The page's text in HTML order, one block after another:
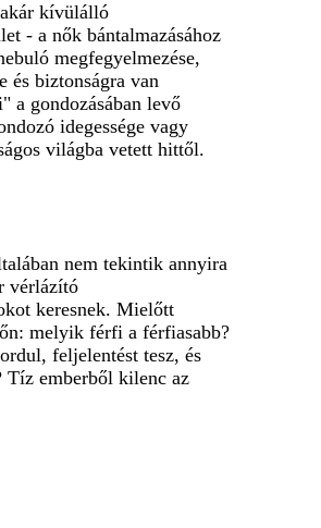
kívülálló
- a nők bántalmazásához
megfegyelmezése,
és biztonságra van
a gondozásában levő
idegessége vagy
világba vetett hittől.
nem tekintik annyira
vérlázító
keresnek. Mielőtt
melyik férfi a férfiasabb?
feljelentést tesz, és
Tíz emberből kilenc az